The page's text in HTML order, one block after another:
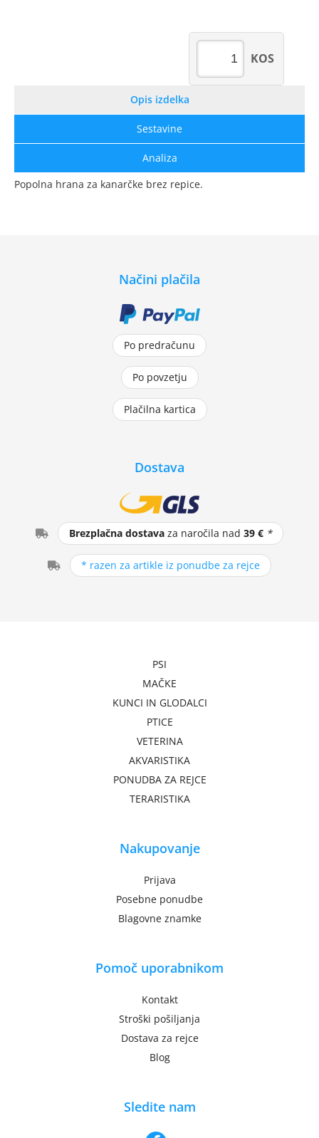
KOS
Opis izdelka
Sestavine
Analiza
Popolna hrana za kanarčke brez repice.
Načini plačila
Po predračunu
Po povzetju
Plačilna kartica
Dostava
Brezplačna dostava za naročila nad39 € *
* razen za artikle iz ponudbe za rejce
PSI
MAČKE
KUNCI IN GLODALCI
PTICE
VETERINA
AKVARISTIKA
PONUDBA ZA REJCE
TERARISTIKA
Nakupovanje
Prijava
Posebne ponudbe
Blagovne znamke
Pomoč uporabnikom
Kontakt
Stroški pošiljanja
Dostava za rejce
Blog
Sledite nam